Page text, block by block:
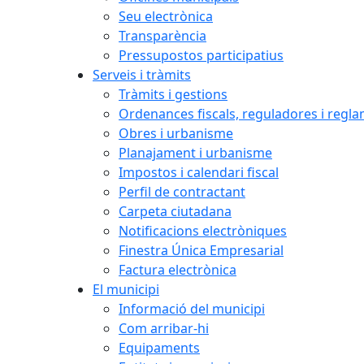
Seu electrònica
Transparència
Pressupostos participatius
Serveis i tràmits
Tràmits i gestions
Ordenances fiscals, reguladores i
Obres i urbanisme
Planajament i urbanisme
Impostos i calendari fiscal
Perfil de contractant
Carpeta ciutadana
Notificacions electròniques
Finestra Única Empresarial
Factura electrònica
El municipi
Informació del municipi
Com arribar-hi
Equipaments